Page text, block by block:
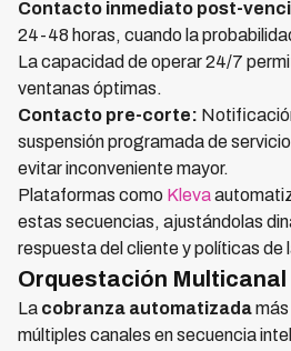
Contacto inmediato post-
24-48 horas, cuando la
La capacidad de operar 24/7
ventanas óptimas.
Contacto pre-corte:
suspensión programada de
evitar inconveniente mayor.
Plataformas como Kleva
estas secuencias, ajustándolas
respuesta del cliente y políticas de
Orquestación Multicanal
La cobranza automatizada
múltiples canales en secuencia